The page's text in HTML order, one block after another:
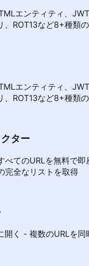
エンティティ、JWT
ROT13など8+種類
エンティティ、JWT
ROT13など8+種類
ター
べてのURLを無料で
完全なリストを取得
開く - 複数のURLを同